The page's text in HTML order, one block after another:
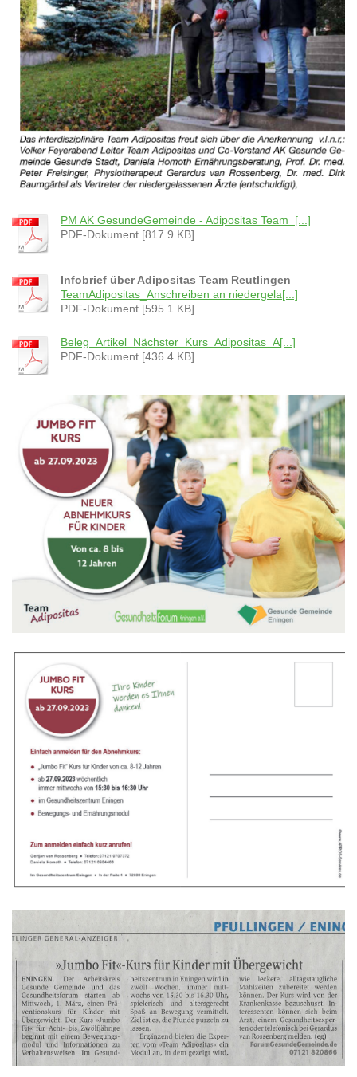
PM AK GesundeGemeinde - Adipositas Team_[...]
PDF-Dokument [817.9 KB]
Infobrief über Adipositas Team Reutlingen
TeamAdipositas_Anschreiben an niedergela[...]
PDF-Dokument [595.1 KB]
Beleg_Artikel_Nächster_Kurs_Adipositas_A[...]
PDF-Dokument [436.4 KB]